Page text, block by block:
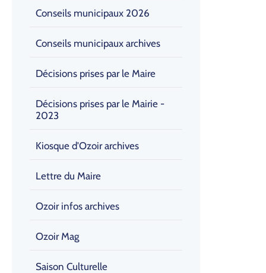
Conseils municipaux 2026
Conseils municipaux archives
Décisions prises par le Maire
Décisions prises par le Mairie -
2023
Kiosque d'Ozoir archives
Lettre du Maire
Ozoir infos archives
Ozoir Mag
Saison Culturelle